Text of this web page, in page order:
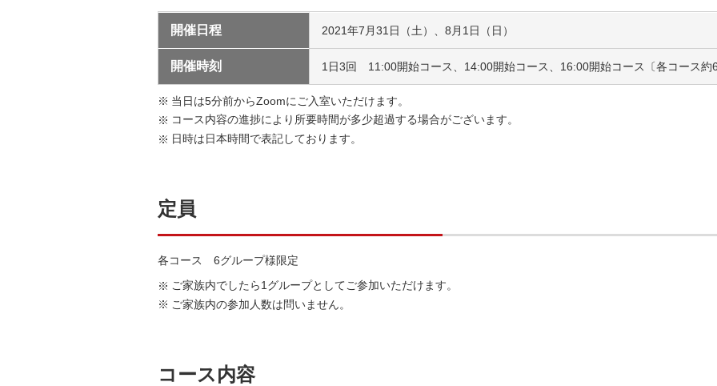
開催日程 2021年7月31日（土）、8月1日（日）
開催時刻 1日3回 11:00開始コース、14:00開始コース、16:00開始コース〔各コース約
当日は5分前からZoomにご入室いただけます。
コース内容の進捗により所要時間が多少超過する場合がございます。
日時は日本時間で表記しております。
定員
各コース 6グループ様限定
ご家族内でしたら1グループとしてご参加いただけます。
ご家族内の参加人数は問いません。
コース内容